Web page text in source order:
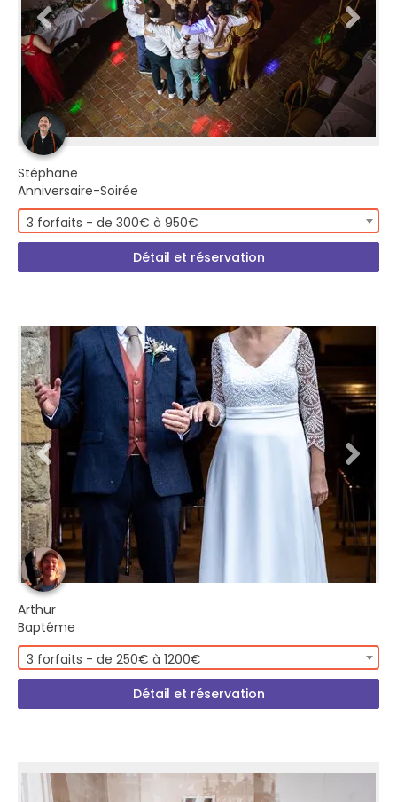
Stéphane
Anniversaire-Soirée
3 forfaits - de 300€ à 950€
Détail et réservation
Arthur
Baptême
3 forfaits - de 250€ à 1200€
Détail et réservation